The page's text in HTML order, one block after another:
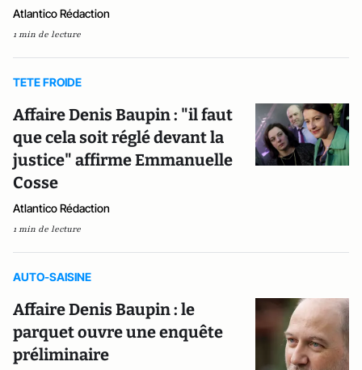
Atlantico Rédaction
1 min de lecture
TETE FROIDE
Affaire Denis Baupin : "il faut
que cela soit réglé devant la
justice" affirme Emmanuelle
Cosse
Atlantico Rédaction
1 min de lecture
AUTO-SAISINE
Affaire Denis Baupin : le
parquet ouvre une enquête
préliminaire